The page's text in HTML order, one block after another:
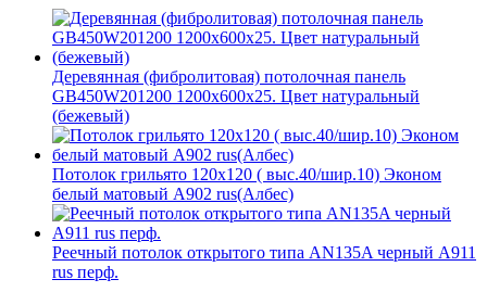
Деревянная (фибролитовая) потолочная панель
GB450W201200 1200х600х25. Цвет натуральный
(бежевый)
Потолок грильято 120х120 ( выс.40/шир.10) Эконом
белый матовый А902 rus(Албес)
Реечный потолок открытого типа AN135A черный А911
rus перф.